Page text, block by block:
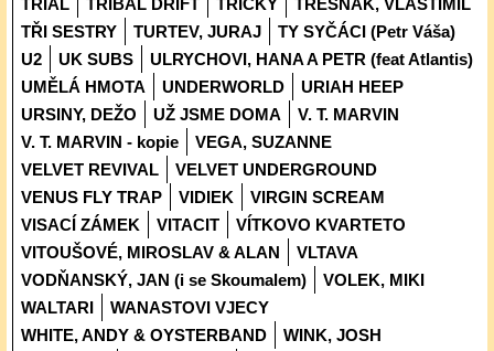
TŘI SESTRY
TURTEV, JURAJ
TY SYČÁCI (Petr Váša)
U2
UK SUBS
ULRYCHOVI, HANA A PETR (feat Atlantis)
UMĚLÁ HMOTA
UNDERWORLD
URIAH HEEP
URSINY, DEŽO
UŽ JSME DOMA
V. T. MARVIN
V. T. MARVIN - kopie
VEGA, SUZANNE
VELVET REVIVAL
VELVET UNDERGROUND
VENUS FLY TRAP
VIDIEK
VIRGIN SCREAM
VISACÍ ZÁMEK
VITACIT
VÍTKOVO KVARTETO
VITOUŠOVÉ, MIROSLAV & ALAN
VLTAVA
VODŇANSKÝ, JAN (i se Skoumalem)
VOLEK, MIKI
WALTARI
WANASTOVI VJECY
WHITE, ANDY & OYSTERBAND
WINK, JOSH